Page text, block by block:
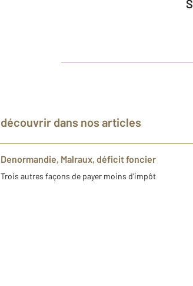
À découvrir dans nos articles
Denormandie, Malraux, déficit foncier
Trois autres façons de payer moins d’impôt